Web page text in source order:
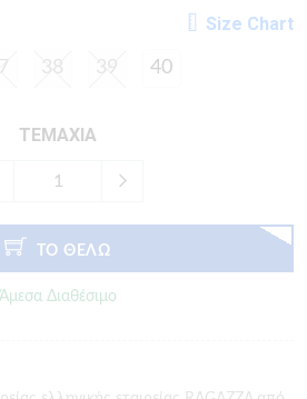
Size Chart
38 39 40
ΤΕΜΑΧΙΑ
ΤΟ ΘΕΛΩ
Άμεσα Διαθέσιμο